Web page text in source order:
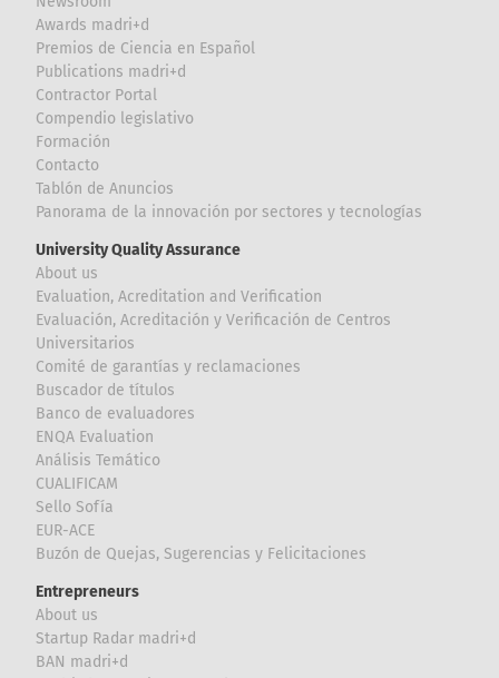
Awards madri+d
Premios de Ciencia en Español
Publications madri+d
Contractor Portal
Compendio legislativo
Formación
Contacto
Tablón de Anuncios
Panorama de la innovación por sectores y tecnologías
University Quality Assurance
About us
Evaluation, Acreditation and Verification
Evaluación, Acreditación y Verificación de Centros
Universitarios
Comité de garantías y reclamaciones
Buscador de títulos
Banco de evaluadores
ENQA Evaluation
Análisis Temático
CUALIFICAM
Sello Sofía
EUR-ACE
Buzón de Quejas, Sugerencias y Felicitaciones
Entrepreneurs
About us
Startup Radar madri+d
BAN madri+d